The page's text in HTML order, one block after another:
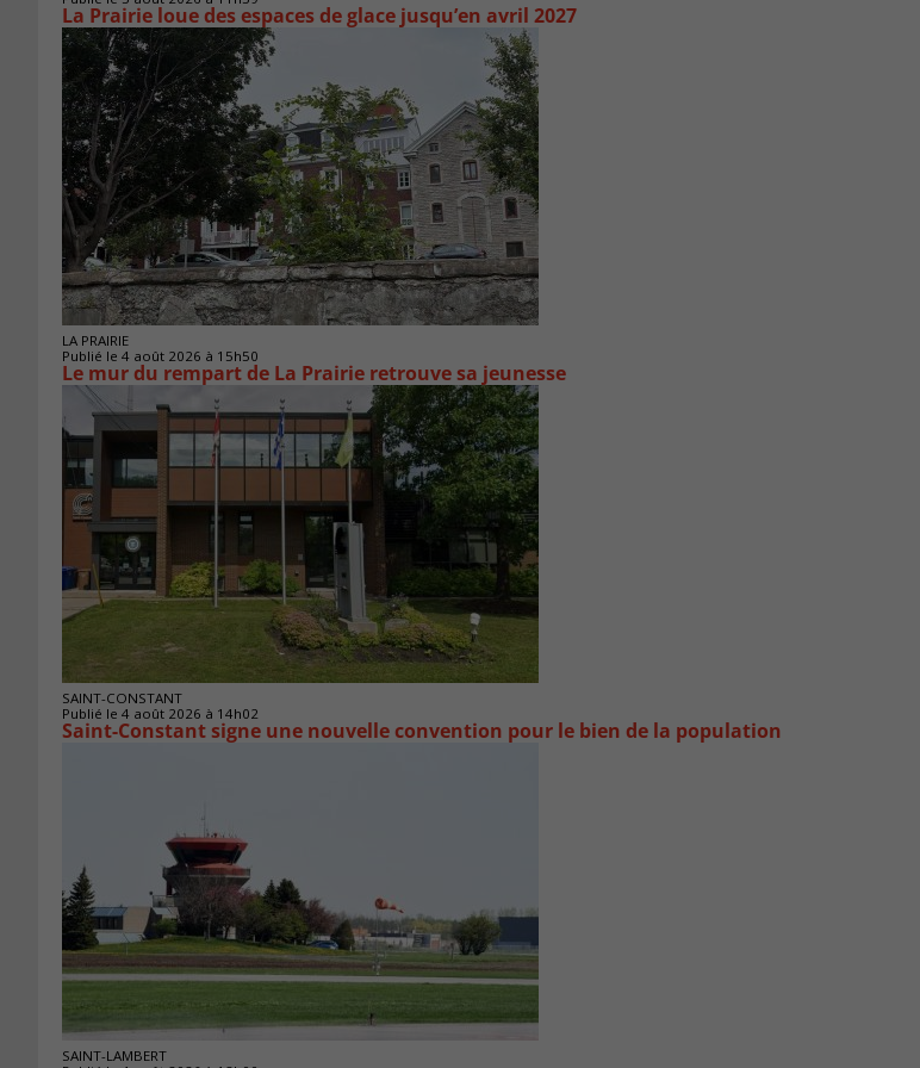
La Prairie loue des espaces de glace jusqu’en avril 2027
LA PRAIRIE
Publié le 4 août 2026 à 15h50
Le mur du rempart de La Prairie retrouve sa jeunesse
SAINT-CONSTANT
Publié le 4 août 2026 à 14h02
Saint-Constant signe une nouvelle convention pour le bien de la population
SAINT-LAMBERT